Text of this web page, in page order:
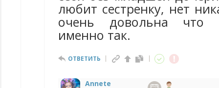
любит сестренку, нет
очень довольна что
именно так.
ОТВЕТИТЬ
Annete